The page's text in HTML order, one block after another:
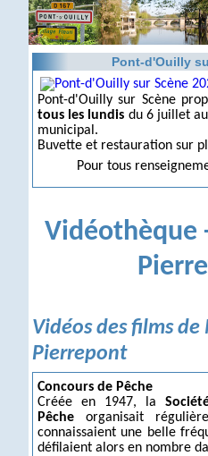
Pont-d'Ouilly
Pont-d'Ouilly sur Scène
tous les lundis du 6 juillet
municipal.
Buvette et restauration sur
Pour tous
Vidéothèque
Vidéos des films
Pierrepont
Concours de Pêche
Créée en 1947, la
Pêcheorganisait
connaissaient une belle
défilaient alors en nombre